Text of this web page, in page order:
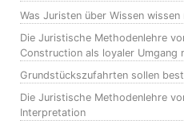
Was Juristen über Wissen wissen
Die Juristische Methodenlehre
Construction als loyaler Umgang
Grundstückszufahrten sollen
Die Juristische Methodenlehre
Interpretation